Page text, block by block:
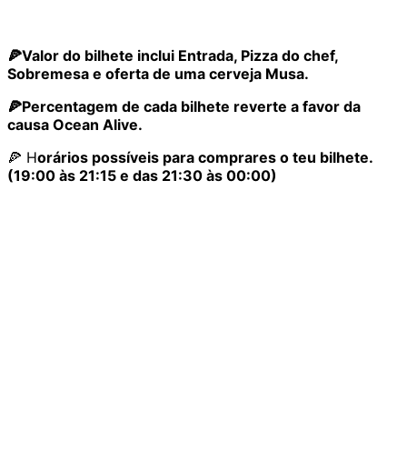
🍕Valor do bilhete inclui Entrada, Pizza do chef,
Sobremesa e oferta de uma cerveja Musa.
🍕Percentagem de cada bilhete reverte a favor da
causa Ocean Alive.
🍕 Horários possíveis para comprares o teu bilhete.
(19:00 às 21:15 e das 21:30 às 00:00)